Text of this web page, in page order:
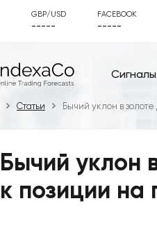
GBP/USD
-----
FACEBOOK
-----
Сигналы
Статьи Бычий уклон в
Бычий уклон
к позиции на